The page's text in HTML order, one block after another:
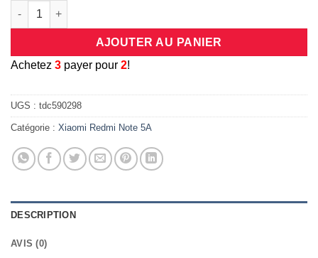
quantité de Coque universelle antichocs silicone/cuir beige
AJOUTER AU PANIER
Achetez 3 payer pour 2!
UGS : tdc590298
Catégorie : Xiaomi Redmi Note 5A
DESCRIPTION
AVIS (0)